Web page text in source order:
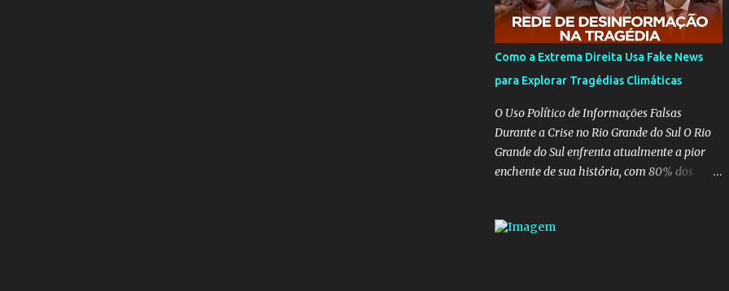
dos mais importantes do governo, em um
ano e meio vai ter o seu terceiro ministro no
comando, depois da insensatez de Vélez e as
que a ala influenciada por Olavo de
Carvalho tinha perdido força na gestão...
Mas as mentiras de Carlos Alberto Decotelli
podem trazer mais problemas do que
soluções a Educação brasileira, afinal de
esta querendo auferir vantagens pessoais
Como a Extrema Direita Usa Fake News
para Explorar Tragédias Climáticas
O Uso Político de Informações Falsas
Durante a Crise no Rio Grande do Sul O Rio
Grande do Sul enfrenta atualmente a pior
enchente de sua história, com 80% dos
muitos se mobilizam para realizar resgates